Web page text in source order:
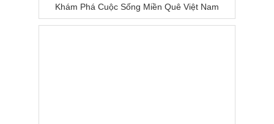
Khám Phá Cuộc Sống Miền Quê Việt Nam